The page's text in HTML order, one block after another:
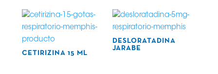
CETIRIZINA 15 ML
DESLORATADINA
JARABE